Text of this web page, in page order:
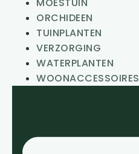
ORCHIDEEN
TUINPLANTEN
VERZORGING
WATERPLANTEN
WOONACCESSOIRES